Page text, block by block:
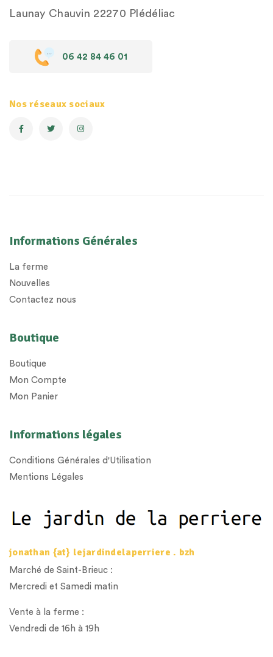
Launay Chauvin 22270 Plédéliac
06 42 84 46 01
Nos réseaux sociaux
Informations Générales
La ferme
Nouvelles
Contactez nous
Boutique
Boutique
Mon Compte
Mon Panier
Informations légales
Conditions Générales d'Utilisation
Mentions Légales
jonathan {at} lejardindelaperriere . bzh
Marché de Saint-Brieuc :
Mercredi et Samedi matin
Vente à la ferme :
Vendredi de 16h à 19h